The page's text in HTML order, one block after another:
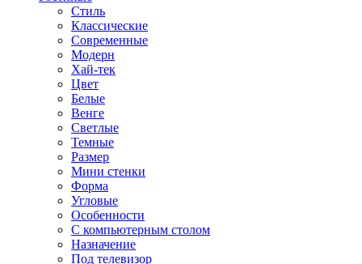
Стиль
Классические
Современные
Модерн
Хай-тек
Цвет
Белые
Венге
Светлые
Темные
Размер
Мини стенки
Форма
Угловые
Особенности
С компьютерным столом
Назначение
Под телевизор